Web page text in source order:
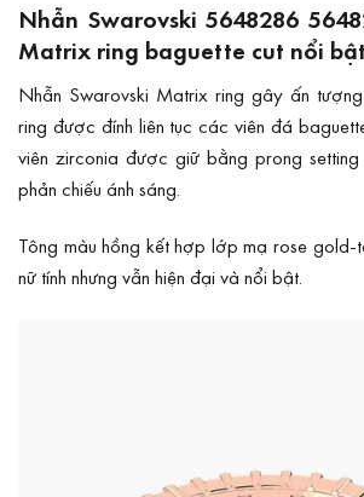
Nhẫn Swarovski 5648286
Matrix ring baguette cut nổi bật
Nhẫn Swarovski Matrix ring gây ấn
ring được đính liên tục các viên đá
viên zirconia được giữ bằng prong
phản chiếu ánh sáng.
Tông màu hồng kết hợp lớp mạ rose gold-
nữ tính nhưng vẫn hiện đại và nổi bật.